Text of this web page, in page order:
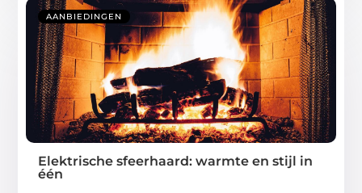
AANBIEDINGEN
Elektrische sfeerhaard: warmte en stijl in
één